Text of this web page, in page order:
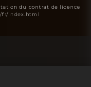
du contrat de licence
fr/index.html